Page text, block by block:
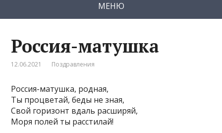
МЕНЮ
Россия-матушка
12.06.2021 Поздравления
Россия-матушка, родная,
Ты процветай, беды не зная,
Свой горизонт вдаль расширяй,
Моря полей ты расстилай!